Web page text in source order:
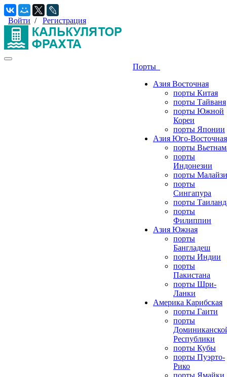
Войти / Регистрация
Порты
Азия Восточная
порты Китая
порты Тайваня
порты Южной
Кореи
порты Японии
Азия Юго-Восточная
порты
порты
Индонезии
порты
порты
Сингапура
порты
порты
Филиппин
Азия Южная
порты
Бангладеш
порты Индии
порты
Пакистана
порты Шри-
Ланки
Америка Карибская
порты Гаити
порты
Республики
порты Кубы
порты Пуэрто-
Рико
порты Ямайки